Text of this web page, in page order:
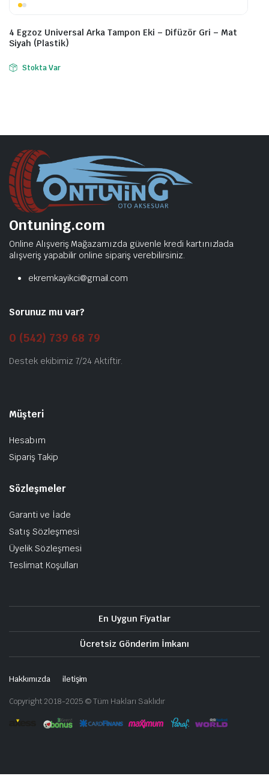
4 Egzoz Universal Arka Tampon Eki – Difüzör Gri – Mat
Siyah (Plastik)
Stokta Var
Ontuning.com
Online Alışveriş Mağazamızda güvenle kredi kartınızlada
alışveriş yapabilir online sipariş verebilirsiniz.
ekremkayikci@gmail.com
Sorunuz mu var?
0 (542) 739 68 79
Destek ekibimiz 7/24 Aktiftir.
Müşteri
Hesabım
Sipariş Takip
Sözleşmeler
Garanti ve İade
Satış Sözleşmesi
Üyelik Sözleşmesi
Teslimat Koşulları
En Uygun Fiyatlar
Ücretsiz Gönderim İmkanı
Hakkımızda iletişim
Copyright 2018-2025 © Tüm Hakları Saklıdır